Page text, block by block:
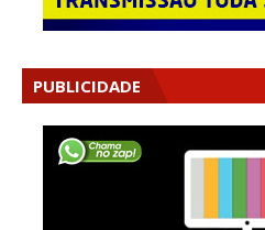
PUBLICIDADE